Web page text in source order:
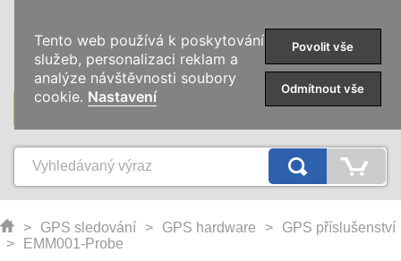
KATEGORIE
> GPS sledování > GPS hardware >
GPS příslušenství
>
EMM001-Probe
Tento web používá k poskytování
služeb, personalizaci reklam a
analýze návštěvnosti soubory
cookie. Nastavení
Povolit vše
Odmítnout vše